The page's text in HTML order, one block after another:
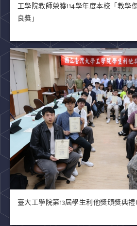
工學院教師榮獲114學年度本校「教學
良獎」
臺大工學院第13屆學生利他獎頒獎典禮